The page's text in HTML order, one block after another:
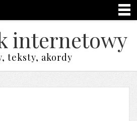
internetowy
teksty, akordy